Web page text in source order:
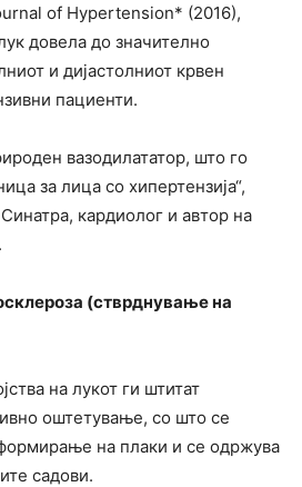
of Hypertension* (2016),
довела до значително
и дијастолниот крвен
пациенти.
вазодилататор, што го
за лица со хипертензија“,
кардиолог и автор на
(стврднување на
на лукот ги штитат
оштетување, со што се
на плаки и се одржува
садови.